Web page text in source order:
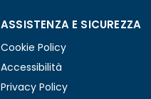
ASSISTENZA E SICUREZZA
Cookie Policy
Accessibilità
Privacy Policy